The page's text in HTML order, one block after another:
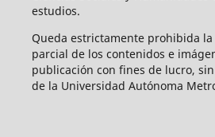
estudios.
Queda estrictamente prohibida
parcial de los contenidos e
publicación con fines de lucro,
de la Universidad Autónoma